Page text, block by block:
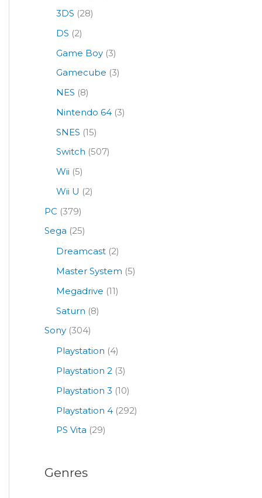
3DS (28)
DS (2)
Game Boy (3)
Gamecube (3)
NES (8)
Nintendo 64 (3)
SNES (15)
Switch (507)
Wii (5)
Wii U (2)
PC (379)
Sega (25)
Dreamcast (2)
Master System (5)
Megadrive (11)
Saturn (8)
Sony (304)
Playstation (4)
Playstation 2 (3)
Playstation 3 (10)
Playstation 4 (292)
PS Vita (29)
Genres